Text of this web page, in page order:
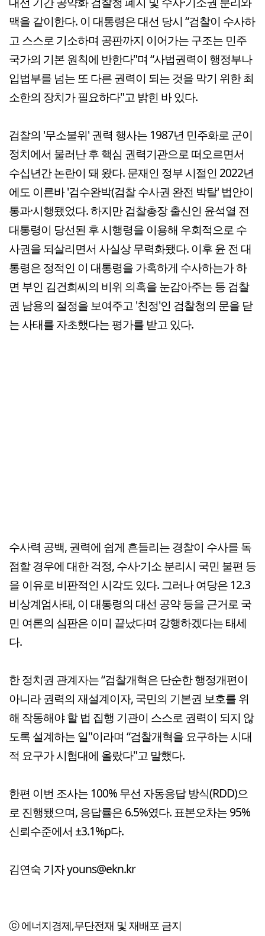
맥을 같이한다. 이 대통령은 대선 당시 “검찰이 수사하
고 스스로 기소하며 공판까지 이어가는 구조는 민주
국가의 기본 원칙에 반한다"며 “사법권력이 행정부나
입법부를 넘는 또 다른 권력이 되는 것을 막기 위한 최
소한의 장치가 필요하다"고 밝힌 바 있다.
검찰의 '무소불위' 권력 행사는 1987년 민주화로 군이
정치에서 물러난 후 핵심 권력기관으로 떠오르면서
수십년간 논란이 돼 왔다. 문재인 정부 시절인 2022년
에도 이른바 '검수완박(검찰 수사권 완전 박탈' 법안이
통과·시행됐었다. 하지만 검찰총장 출신인 윤석열 전
대통령이 당선된 후 시행령을 이용해 우회적으로 수
사권을 되살리면서 사실상 무력화됐다. 이후 윤 전 대
통령은 정적인 이 대통령을 가혹하게 수사하는가 하
면 부인 김건희씨의 비위 의혹을 눈감아주는 등 검찰
권 남용의 절정을 보여주고 '친정'인 검찰청의 문을 닫
는 사태를 자초했다는 평가를 받고 있다.
수사력 공백, 권력에 쉽게 흔들리는 경찰이 수사를 독
점할 경우에 대한 걱정, 수사·기소 분리시 국민 불편 등
을 이유로 비판적인 시각도 있다. 그러나 여당은 12.3
비상계엄사태, 이 대통령의 대선 공약 등을 근거로 국
민 여론의 심판은 이미 끝났다며 강행하겠다는 태세
다.
한 정치권 관계자는 “검찰개혁은 단순한 행정개편이
아니라 권력의 재설계이자, 국민의 기본권 보호를 위
해 작동해야 할 법 집행 기관이 스스로 권력이 되지 않
도록 설계하는 일"이라며 “검찰개혁을 요구하는 시대
적 요구가 시험대에 올랐다"고 말했다.
한편 이번 조사는 100% 무선 자동응답 방식(RDD)으
로 진행됐으며, 응답률은 6.5%였다. 표본오차는 95%
신뢰수준에서 ±3.1%p다.
김연숙 기자 youns@ekn.kr
ⓒ 에너지경제,무단전재 및 재배포 금지